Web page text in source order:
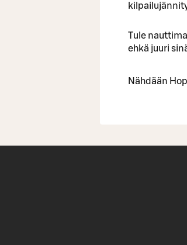
Tule
ehkä juuri
Nähdään